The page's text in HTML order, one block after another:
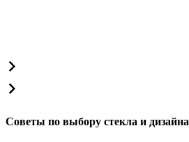
Советы по выбору стекла и дизайна